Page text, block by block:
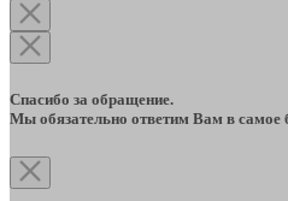
Спасибо за обращение.
Мы обязательно ответим Вам в самое